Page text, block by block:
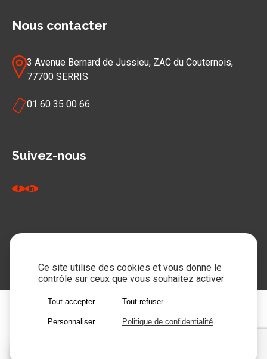
Nous contacter
3 Avenue Bernard de Jussieu, ZAC du Couternois,
77700 SERRIS
01 60 35 00 66
Suivez-nous
Ce site utilise des cookies et vous donne le
contrôle sur ceux que vous souhaitez activer
Tout accepter Tout refuser
Personnaliser Politique de confidentialité